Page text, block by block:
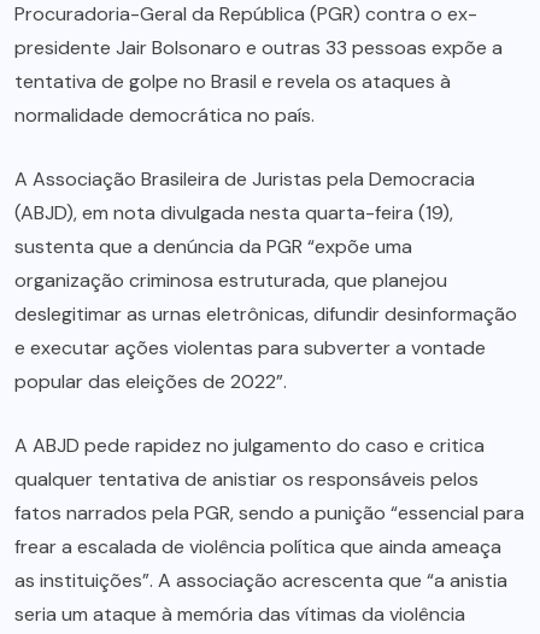
Procuradoria-Geral da República (PGR) contra o ex-
presidente Jair Bolsonaro e outras 33 pessoas expõe a
tentativa de golpe no Brasil e revela os ataques à
normalidade democrática no país.
A Associação Brasileira de Juristas pela Democracia
(ABJD), em nota divulgada nesta quarta-feira (19),
sustenta que a denúncia da PGR “expõe uma
organização criminosa estruturada, que planejou
deslegitimar as urnas eletrônicas, difundir desinformação
e executar ações violentas para subverter a vontade
popular das eleições de 2022”.
A ABJD pede rapidez no julgamento do caso e critica
qualquer tentativa de anistiar os responsáveis pelos
fatos narrados pela PGR, sendo a punição “essencial para
frear a escalada de violência política que ainda ameaça
as instituições”. A associação acrescenta que “a anistia
seria um ataque à memória das vítimas da violência